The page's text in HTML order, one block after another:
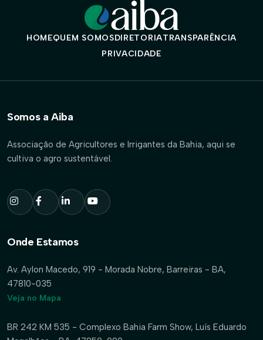
HOMEQUEM SOMOSDIRETORIATRANSPARÊNCIA
PRIVACIDADE
Somos a Aiba
Associação de Agricultores e Irrigantes da Bahia, aqui se
cultiva o agro sustentável.
Onde Estamos
Av. Aylon Macedo, 919 - Morada Nobre, Barreiras - BA,
47810-035
Veja no Mapa
BR 242 KM 535 - Complexo Bahia Farm Show, Luís Eduardo